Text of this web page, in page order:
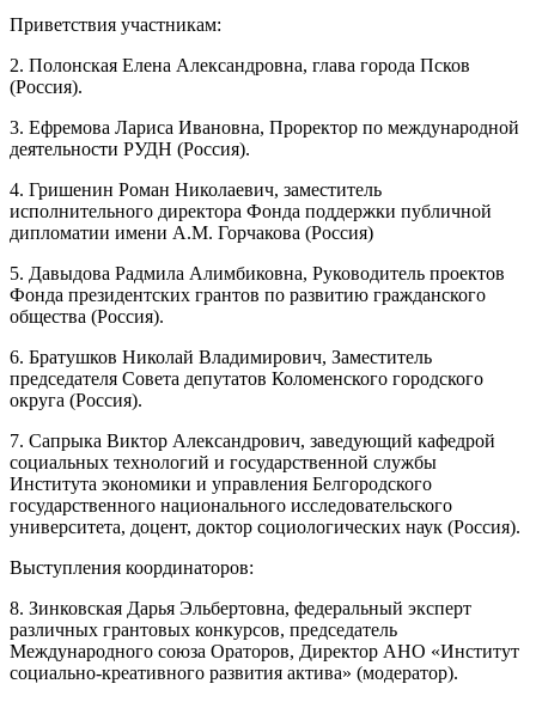
Приветствия участникам:
2. Полонская Елена Александровна, глава города Псков
(Россия).
3. Ефремова Лариса Ивановна, Проректор по международной
деятельности РУДН (Россия).
4. Гришенин Роман Николаевич, заместитель
исполнительного директора Фонда поддержки публичной
дипломатии имени А.М. Горчакова (Россия)
5. Давыдова Радмила Алимбиковна, Руководитель проектов
Фонда президентских грантов по развитию гражданского
общества (Россия).
6. Братушков Николай Владимирович, Заместитель
председателя Совета депутатов Коломенского городского
округа (Россия).
7. Сапрыка Виктор Александрович, заведующий кафедрой
социальных технологий и государственной службы
Института экономики и управления Белгородского
государственного национального исследовательского
университета, доцент, доктор социологических наук (Россия).
Выступления координаторов:
8. Зинковская Дарья Эльбертовна, федеральный эксперт
различных грантовых конкурсов, председатель
Международного союза Ораторов, Директор АНО «Институт
социально-креативного развития актива» (модератор).